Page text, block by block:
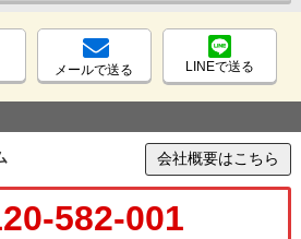
メールで送る LINEで送る
会社概要はこちら
582-001